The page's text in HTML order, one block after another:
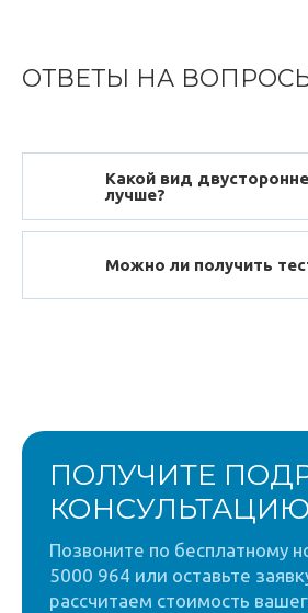
ОТВЕТЫ НА
Какой вид
лучше?
Можно ли получить
ПОЛУЧИТЕ
КОНСУЛЬТАЦИЮ
Позвоните по бесплатному
5000 964 или оставьте
рассчитаем стоимость